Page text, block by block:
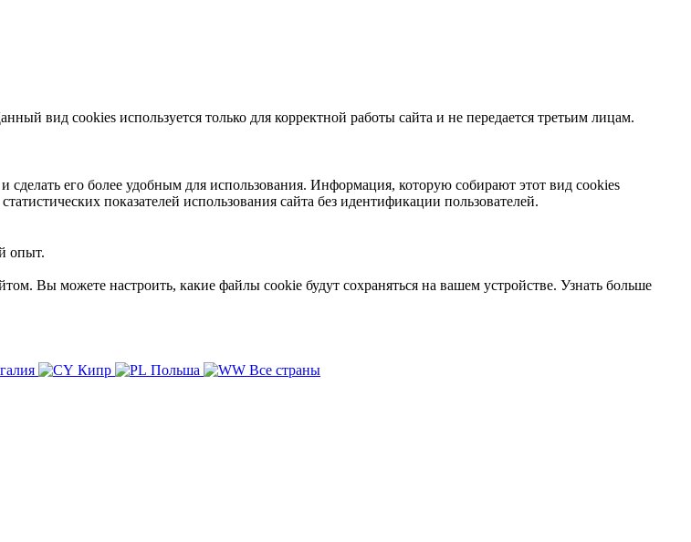
вид cookies используется только для корректной работы сайта и не передается третьим лицам.
его более удобным для использования. Информация, которую собирают этот вид cookies
показателей использования сайта без идентификации пользователей.
опыт.
Вы можете настроить, какие файлы cookie будут сохраняться на вашем устройстве. Узнать больше
Кипр Польша Все страны